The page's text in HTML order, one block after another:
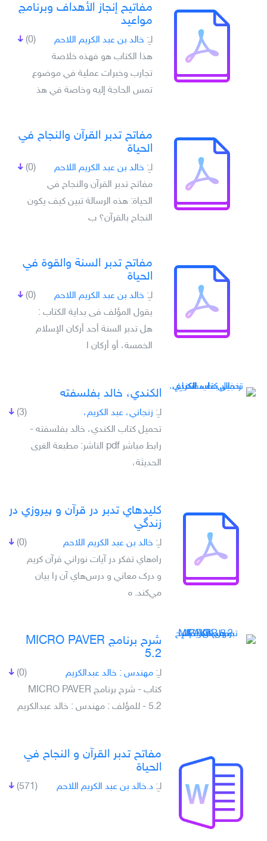
مفاتيح إنجاز الأهداف وبرنامج
مواعيد
(0) لـِ: خالد بن عبد الكريم اللاحم
هذا الكتاب هو فهذه خلاصة
تجارب وخبرات عملية في موضوع
تمس الحاجة إليه وخاصة في هذ
مفاتح تدبر القرآن والنجاح في
الحياة
(0) لـِ: خالد بن عبد الكريم اللاحم
مفاتح تدبر القرآن والنجاح في
الحياة: هذه الرسالة تبين كيف يكون
النجاح بالقرآن؟ ب
مفاتح تدبر السنة والقوة في
الحياة
(0) لـِ: خالد بن عبد الكريم اللاحم
يقول المؤلف فى بداية الكتاب :
هل تدبر السنة أحد أركان الإسلام
الخمسة، أو أركان ا
الكندي، خالد بفلسفته
(3) لـِ: زنجاني، عبد الكريم،
تحميل كتاب الكندي، خالد بفلسفته -
رابط مباشر pdf الناشر: مطبعة الغرى
الحديثة،
کليدهاي تدبر در قرآن و پيروزي در
زندگي
(0) لـِ: خالد بن عبد الكريم اللاحم
راه‌هاي تفکر در آيات نوراني قرآن کريم
و درک معاني و درس‌هاي آن را بيان
مي‌کند. ه
شرح برنامج MICRO PAVER
5.2
(0) لـِ: مهندس : خالد عبدالكريم
كتاب - شرح برنامج MICRO PAVER
5.2 - للمؤلف : مهندس : خالد عبدالكريم
مفاتح تدبر القرآن و النجاح في
الحياة
(571) لـِ: د.خالد بن عبد الكريم اللاحم